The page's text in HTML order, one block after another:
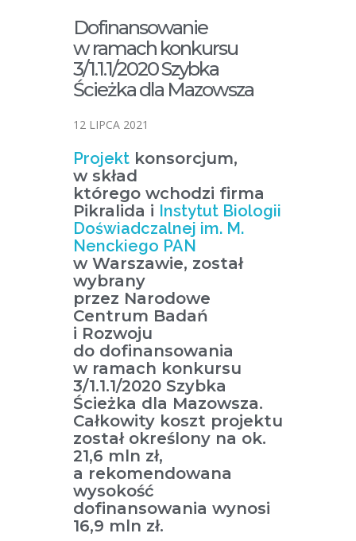
Dofinansowanie
w ramach konkursu
3/1.1.1/2020 Szybka
Ścieżka dla Mazowsza
12 LIPCA 2021
Projektkonsorcjum,
w skład
którego wchodzi firma
Pikralida i Instytut Biologii
Doświadczalnej im. M.
Nenckiego PAN
w Warszawie, został
wybrany
przez Narodowe
Centrum Badań
i Rozwoju
do dofinansowania
w ramach konkursu
3/1.1.1/2020 Szybka
Ścieżka dla Mazowsza.
Całkowity koszt projektu
został określony na ok.
21,6 mln zł,
a rekomendowana
wysokość
dofinansowania wynosi
16,9 mln zł.